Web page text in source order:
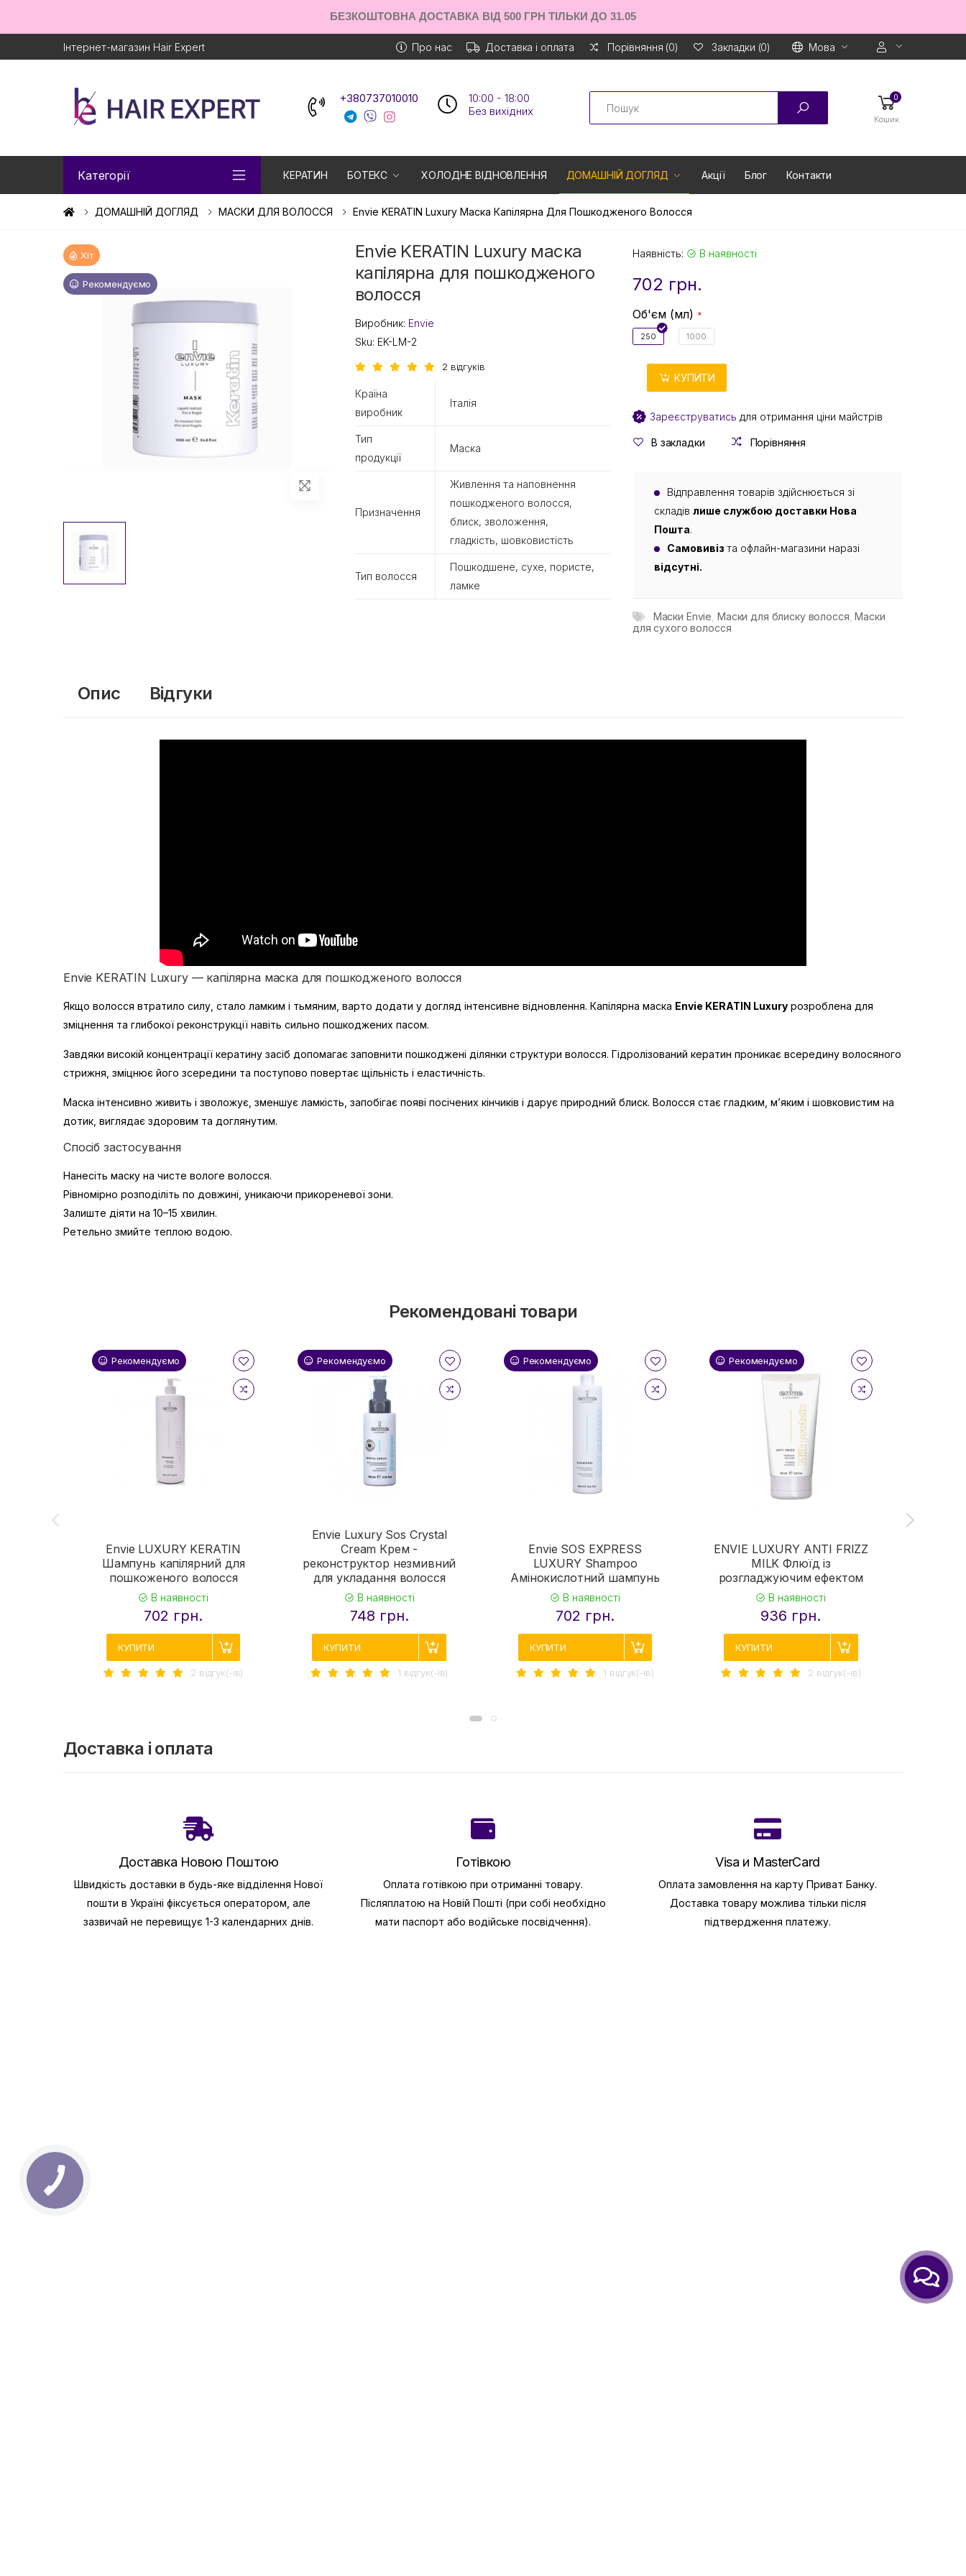
БЕЗКОШТОВНА ДОСТАВКА ВІД 500 ГРН ТІЛЬКИ ДО 31.05
Інтернет-магазин Hair Expert Про нас Доставка і оплата Порівняння (0) Закладки (0) Мова
+380737010010
10:00 - 18:00
Без вихiдних
Search 0
Кошик
Категорії КЕРАТИН БОТЕКС ХОЛОДНЕ ВІДНОВЛЕННЯ ДОМАШНІЙ ДОГЛЯД Акції Блог Контакти
ДОМАШНІЙ ДОГЛЯД МАСКИ ДЛЯ ВОЛОССЯ Envie KERATIN Luxury Маска Капілярна Для Пошкодженого Волосся
Хіт
Рекомендуємо
Envie KERATIN Luxury маска
капілярна для пошкодженого
волосся
Виробник: Envie
Sku: EK-LM-2
2 відгуків
Країна
виробник
Італія
Тип
продукції
Маска
Призначення
Живлення та наповнення
пошкодженого волосся,
блиск, зволоження,
гладкість, шовковистість
Тип волосся
Пошкодшене, сухе, пористе,
ламке
Наявність: В наявності
702 грн.
Об'єм (мл)
250 1000
КУПИТИ
Зареєструватись для отримання ціни майстрів
В закладки Порівняння
Відправлення товарів здійснюється зі
складів лише службою доставки Нова
Пошта.
Самовивіз та офлайн-магазини наразі
відсутні.
Маски Envie Маски для блиску волосся ,Маски
для сухого волосся
Опис Відгуки
Envie KERATIN Luxury — капілярна маска для пошкодженого волосся
Якщо волосся втратило силу, стало ламким і тьмяним, варто додати у догляд інтенсивне відновлення. Капілярна маска Envie KERATIN Luxury розроблена для
зміцнення та глибокої реконструкції навіть сильно пошкоджених пасом.
Завдяки високій концентрації кератину засіб допомагає заповнити пошкоджені ділянки структури волосся. Гідролізований кератин проникає всередину волосяного
стрижня, зміцнює його зсередини та поступово повертає щільність і еластичність.
Маска інтенсивно живить і зволожує, зменшує ламкість, запобігає появі посічених кінчиків і дарує природний блиск. Волосся стає гладким, м’яким і шовковистим на
дотик, виглядає здоровим та доглянутим.
Спосіб застосування
Нанесіть маску на чисте вологе волосся.
Рівномірно розподіліть по довжині, уникаючи прикореневої зони.
Залиште діяти на 10–15 хвилин.
Ретельно змийте теплою водою.
Рекомендовані товари
Рекомендуємо
Envie LUXURY KERATIN
Шампунь капілярний для
пошкоженого волосся
В наявності
702 грн.
КУПИТИ
2 вiдгук(-iв)
Рекомендуємо
Envie Luxury Sos Crystal
Cream Крем -
реконструктор незмивний
для укладання волосся
В наявності
748 грн.
КУПИТИ
1 вiдгук(-iв)
Рекомендуємо
Envie SOS EXPRESS
LUXURY Shampoo
Амінокислотний шампунь
В наявності
702 грн.
КУПИТИ
1 вiдгук(-iв)
Рекомендуємо
ENVIE LUXURY ANTI FRIZZ
MILK Флюїд із
розгладжуючим ефектом
В наявності
936 грн.
КУПИТИ
2 вiдгук(-iв)
Доставка і оплата
Доставка Новою Поштою
Швидкість доставки в будь-яке відділення Нової
пошти в Україні фіксується оператором, але
зазвичай не перевищує 1-3 календарних днів.
Готівкою
Оплата готівкою при отриманні товару.
Післяплатою на Новій Пошті (при собі необхідно
мати паспорт або водійське посвідчення).
Visa и MasterCard
Оплата замовлення на карту Приват Банку.
Доставка товару можлива тільки після
підтвердження платежу.